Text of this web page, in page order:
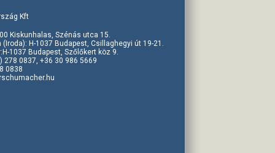
Kft
Kiskunhalas, Szénás utca 15.
H-1037 Budapest, Csillaghegyi út 19-21.
1037 Budapest, Szőlőkert köz 9.
278 0837, +36 30 986 5669
0838